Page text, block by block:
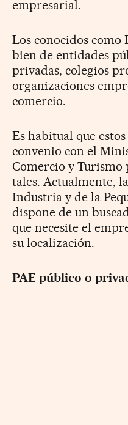
empresarial.
Los conocidos como
bien de entidades
privadas, colegios
organizaciones
comercio.
Es habitual que
convenio con el
Comercio y Turismo
tales. Actualmente,
Industria y de la
dispone de un
que necesite el
su localización.
PAE público o